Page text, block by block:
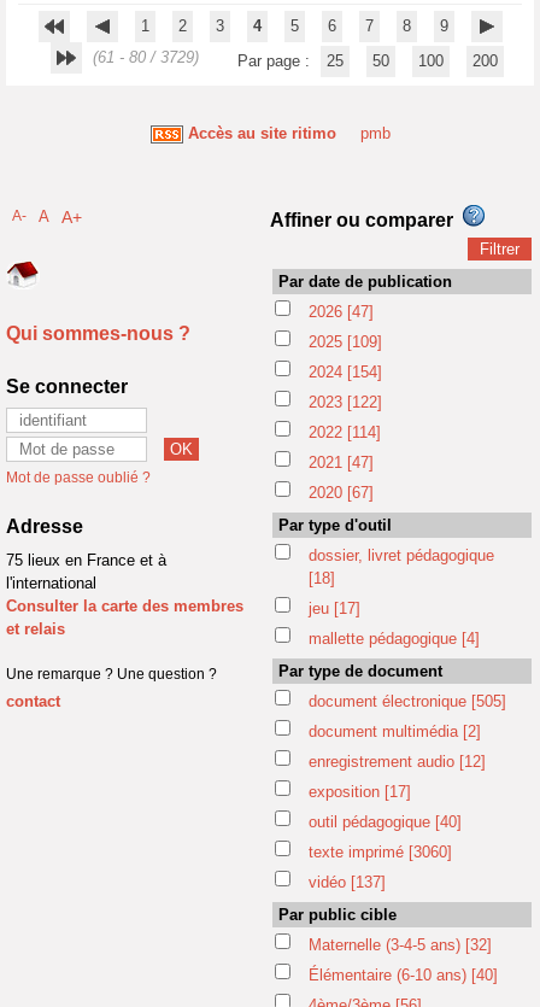
1 2 3 4 5 6 7 8
9
(61 - 80 / 3729)
Par page : 25 50 100 200
Accès au site ritimo pmb
A- A A+
Qui sommes-nous ?
Se connecter
Mot de passe oublié ?
Adresse
75 lieux en France et à
l'international
Consulter la carte des membres
et relais
Une remarque ? Une question ?
contact
Affiner ou comparer
Par date de publication
2026 [47]
2025 [109]
2024 [154]
2023 [122]
2022 [114]
2021 [47]
2020 [67]
Par type d'outil
dossier, livret pédagogique
[18]
jeu [17]
mallette pédagogique [4]
Par type de document
document électronique [505]
document multimédia [2]
enregistrement audio [12]
exposition [17]
outil pédagogique [40]
texte imprimé [3060]
vidéo [137]
Par public cible
Maternelle (3-4-5 ans) [32]
Élémentaire (6-10 ans) [40]